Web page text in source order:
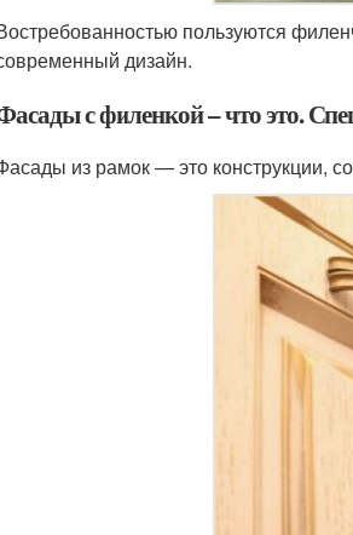
пользуются
дизайн.
с филенкой – что это.
из рамок — это конструкции,